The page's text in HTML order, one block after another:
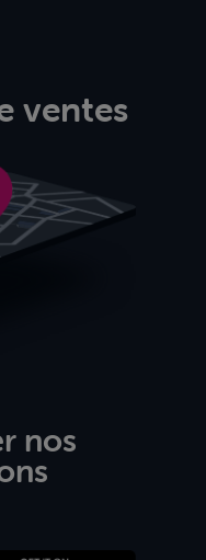
ventes
nos